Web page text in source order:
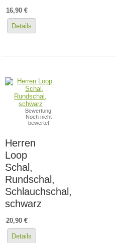
16,90 €
Details
Bewertung:
Noch nicht
bewertet
Herren
Loop
Schal,
Rundschal,
Schlauchschal,
schwarz
20,90 €
Details